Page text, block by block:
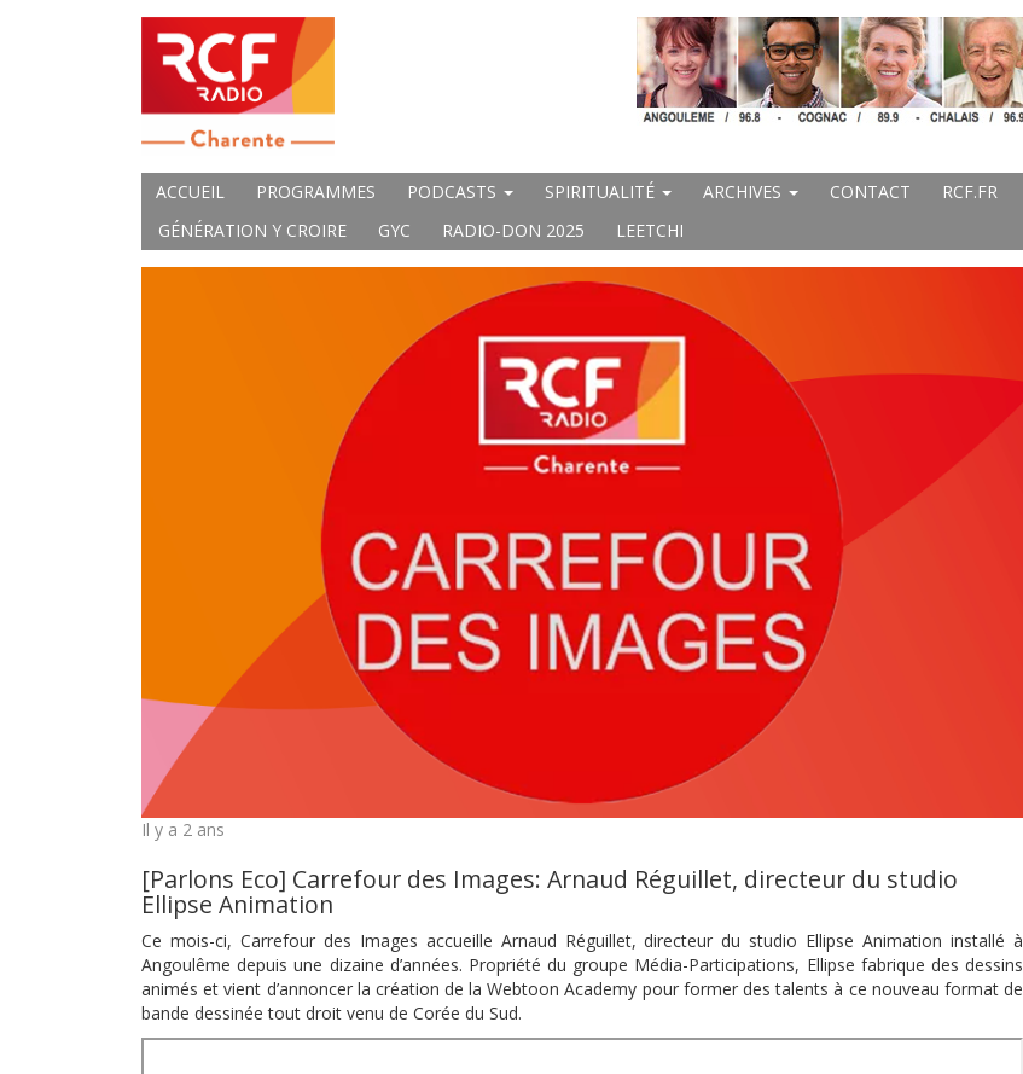
ACCUEIL PROGRAMMES PODCASTS SPIRITUALITÉ ARCHIVES CONTACT
RCF.FR
GÉNÉRATION Y CROIRE
GYC RADIO-DON 2025 LEETCHI
Il y a 2 ans
[Parlons Eco] Carrefour des Images: Arnaud Réguillet, directeur du studio
Ellipse Animation
Ce mois-ci, Carrefour des Images accueille Arnaud Réguillet, directeur du studio Ellipse Animation installé à
Angoulême depuis une dizaine d’années. Propriété du groupe Média-Participations, Ellipse fabrique des dessins
animés et vient d’annoncer la création de la Webtoon Academy pour former des talents à ce nouveau format de
bande dessinée tout droit venu de Corée du Sud.